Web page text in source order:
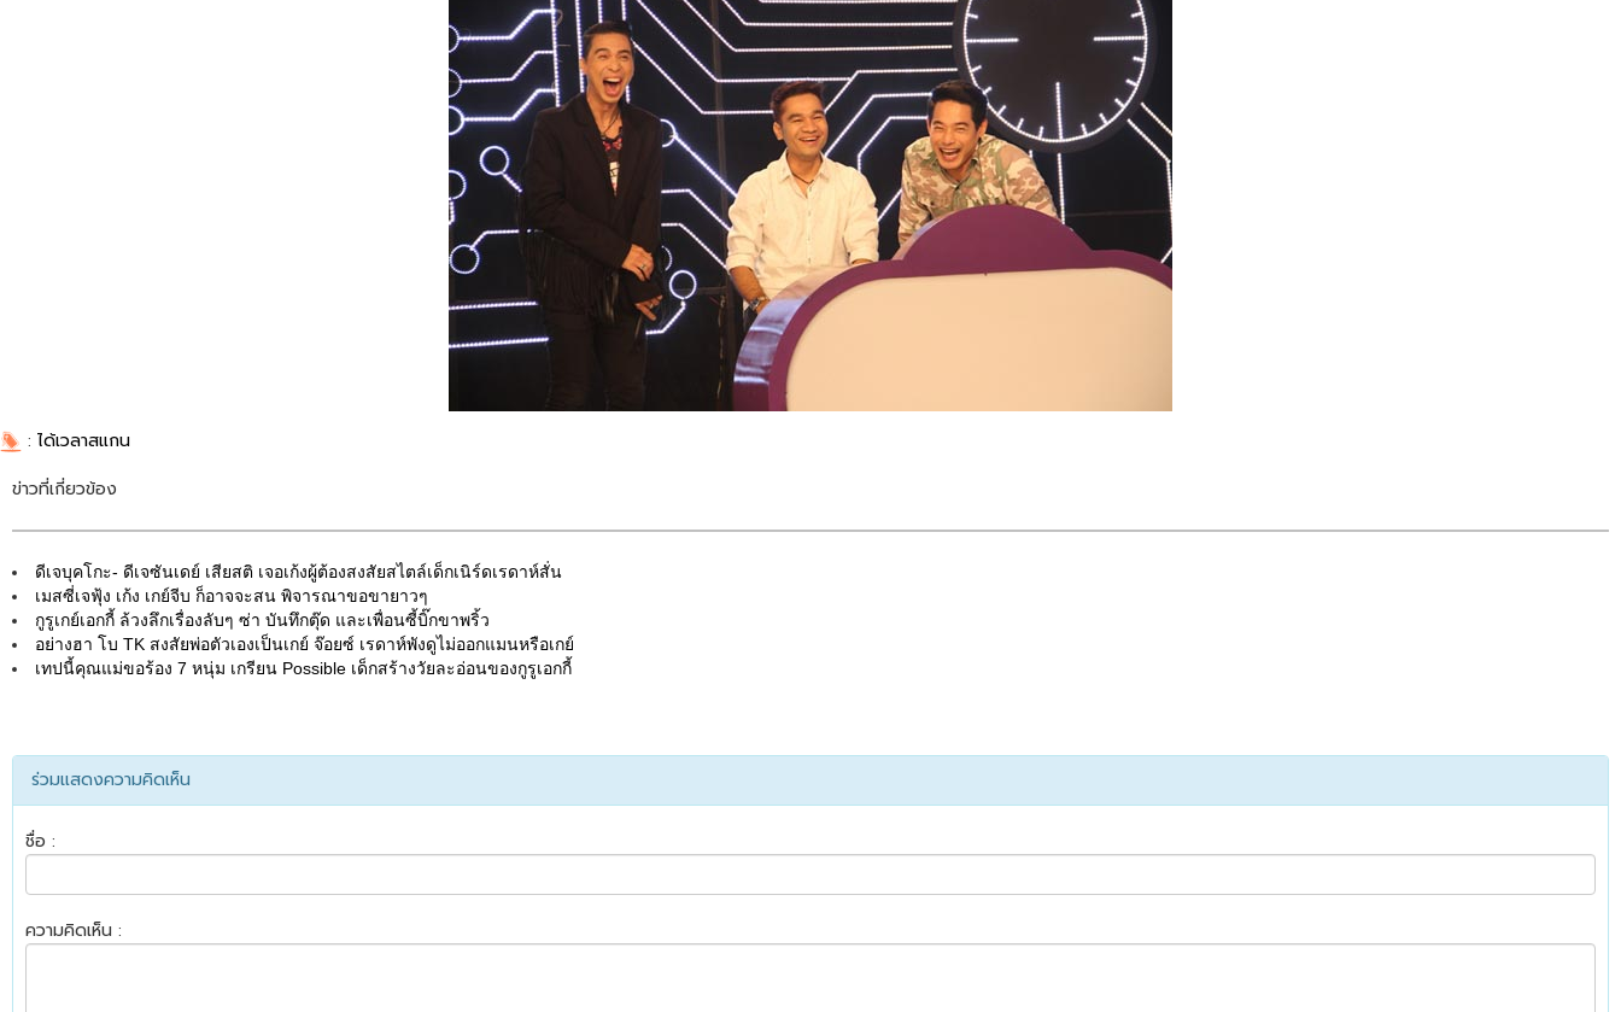
: ได้เวลาสแกน
ข่าวที่เกี่ยวข้อง
ดีเจบุคโกะ- ดีเจซันเดย์ เสียสติ เจอเก้งผู้ต้องสงสัยสไตล์เด็กเนิร์ดเรดาห์สั่น
เมสซี่เจฟุ้ง เก้ง เกย์จีบ ก็อาจจะสน พิจารณาขอขายาวๆ
กูรูเกย์เอกกี้ ล้วงลึกเรื่องลับๆ ซ่า บันทึกตุ๊ด และเพื่อนซี้บิ๊กขาพริ้ว
อย่างฮา โบ TK สงสัยพ่อตัวเองเป็นเกย์ จ๊อยซ์ เรดาห์พังดูไม่ออกแมนหรือเกย์
เทปนี้คุณแม่ขอร้อง 7 หนุ่ม เกรียน Possible เด็กสร้างวัยละอ่อนของกูรูเอกกี้
ร่วมแสดงความคิดเห็น
ชื่อ :
ความคิดเห็น :